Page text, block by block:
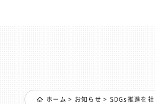
ホーム > お知らせ > SDGs推進を